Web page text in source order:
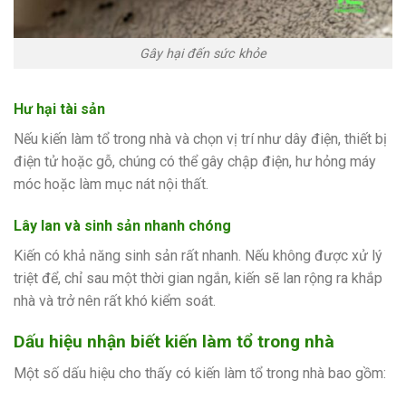
Gây hại đến sức khỏe
Hư hại tài sản
Nếu kiến làm tổ trong nhà và chọn vị trí như dây điện, thiết bị
điện tử hoặc gỗ, chúng có thể gây chập điện, hư hỏng máy
móc hoặc làm mục nát nội thất.
Lây lan và sinh sản nhanh chóng
Kiến có khả năng sinh sản rất nhanh. Nếu không được xử lý
triệt để, chỉ sau một thời gian ngắn, kiến sẽ lan rộng ra khắp
nhà và trở nên rất khó kiểm soát.
Dấu hiệu nhận biết kiến làm tổ trong nhà
Một số dấu hiệu cho thấy có kiến làm tổ trong nhà bao gồm: